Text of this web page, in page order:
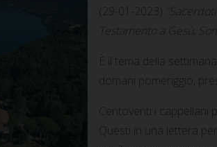
(29-01-2023)
Testamento a Gesù,
È il tema della
domani pomeriggio,
Centoventi i
Questi in una lettera